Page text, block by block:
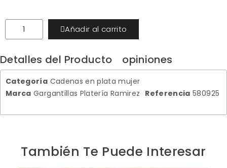
Añadir al carrito
Detalles del Producto opiniones
Categoría Cadenas en plata mujer
Marca Gargantillas Platería Ramirez Referencia 580925
También Te Puede Interesar